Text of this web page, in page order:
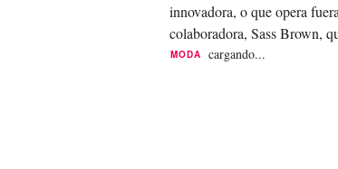
innovadora, o que opera
colaboradora, Sass Brown,
MODA cargando...